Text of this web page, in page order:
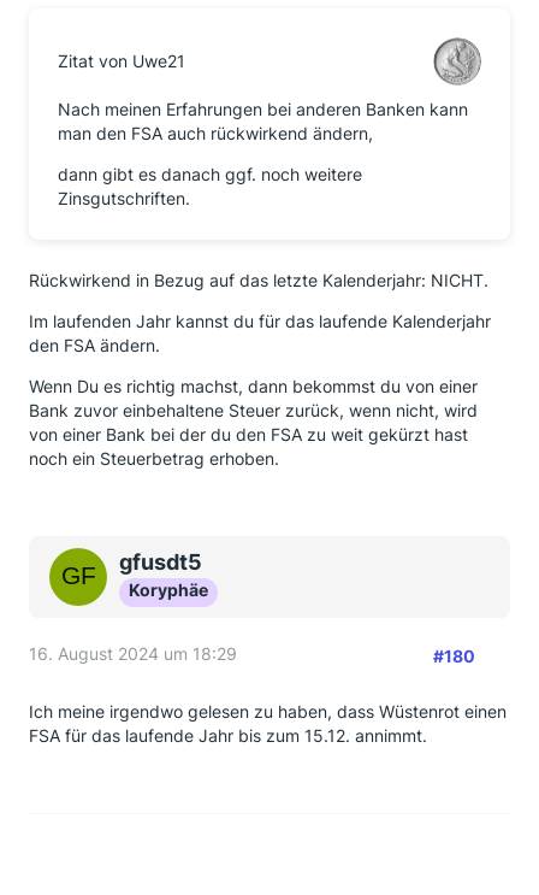
Zitat von Uwe21
Nach meinen Erfahrungen bei anderen Banken kann
man den FSA auch rückwirkend ändern,
dann gibt es danach ggf. noch weitere
Zinsgutschriften.
Rückwirkend in Bezug auf das letzte Kalenderjahr: NICHT.
Im laufenden Jahr kannst du für das laufende Kalenderjahr
den FSA ändern.
Wenn Du es richtig machst, dann bekommst du von einer
Bank zuvor einbehaltene Steuer zurück, wenn nicht, wird
von einer Bank bei der du den FSA zu weit gekürzt hast
noch ein Steuerbetrag erhoben.
gfusdt5
Koryphäe
16. August 2024 um 18:29 #180
Ich meine irgendwo gelesen zu haben, dass Wüstenrot einen
FSA für das laufende Jahr bis zum 15.12. annimmt.